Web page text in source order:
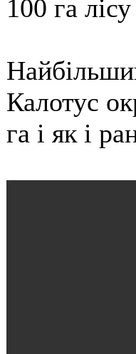
100 га
Калотус
га і як і